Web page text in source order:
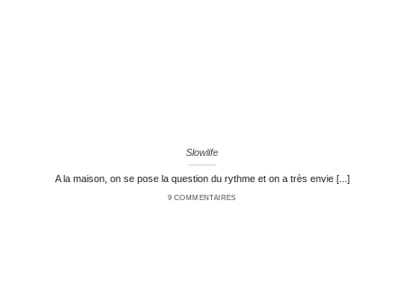
Slowlife
A la maison, on se pose la question du rythme et on a très envie [...]
9 COMMENTAIRES